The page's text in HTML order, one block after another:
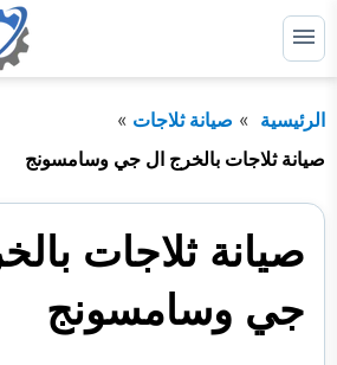
التجاوز
إلى القائمة
عن:
خدماتنا
القائمة
الرئيسية
صيانة ثلاجات
صيانة ثلاجات بالخرج ال جي وسامسونج
صيانة ثلاجات
جي وسامسونج